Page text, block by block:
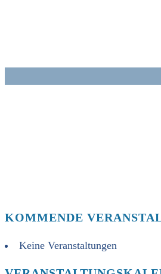
KOMMENDE
Keine Veranstaltungen